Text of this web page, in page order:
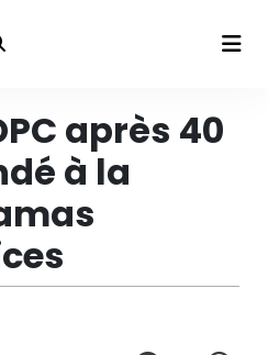
après 40
à la